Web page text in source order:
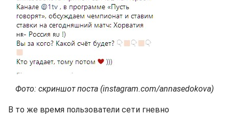
Фото: скриншот поста (instagram.com/annasedokova)
В то же время пользователи сети гневно